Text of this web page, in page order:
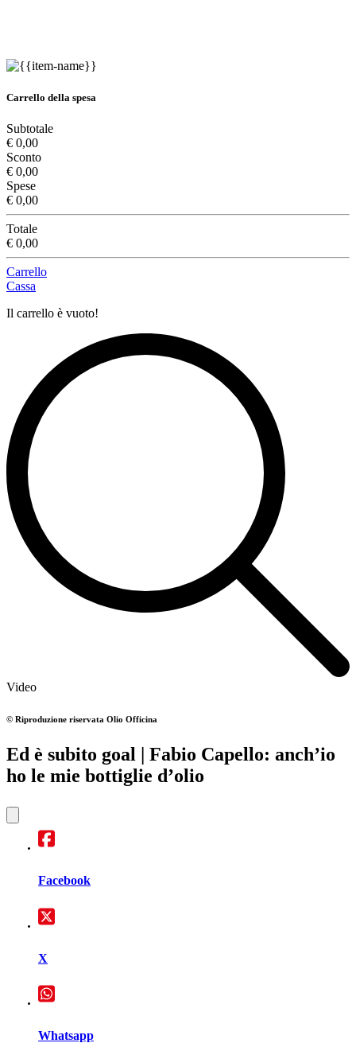
Carrello della spesa
Subtotale
€ 0,00
Sconto
€ 0,00
Spese
€ 0,00
Totale
€ 0,00
Carrello
Cassa
Il carrello è vuoto!
Video
© Riproduzione riservata Olio Officina
Ed è subito goal | Fabio Capello: anch’io
ho le mie bottiglie d’olio
Facebook
X
Whatsapp